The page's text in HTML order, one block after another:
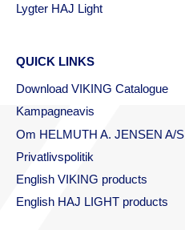
Lygter HAJ Light
QUICK LINKS
Download VIKING Catalogue
Kampagneavis
Om HELMUTH A. JENSEN A/S
Privatlivspolitik
English VIKING products
English HAJ LIGHT products